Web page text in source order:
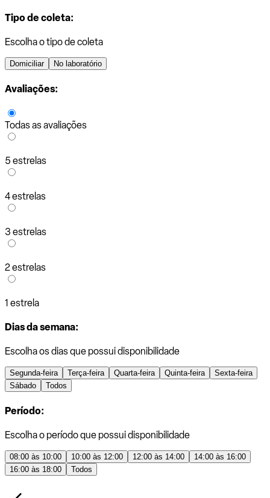
Tipo de coleta:
Escolha o tipo de coleta
Domiciliar No laboratório
Avaliações:
Todas as avaliações
5 estrelas
4 estrelas
3 estrelas
2 estrelas
1 estrela
Dias da semana:
Escolha os dias que possui disponibilidade
Segunda-feira Terça-feira Quarta-feira Quinta-feira
Sexta-feira
Sábado
Todos
Período:
Escolha o período que possui disponibilidade
08:00 às 10:00 10:00 às 12:00 12:00 às 14:00
14:00 às 16:00
16:00 às 18:00
Todos